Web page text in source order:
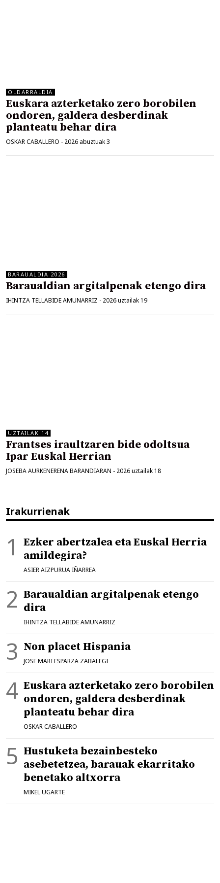
OLDARRALDIA
Euskara azterketako zero borobilen
ondoren, galdera desberdinak
planteatu behar dira
OSKAR CABALLERO - 2026 abuztuak 3
BARAUALDIA 2026
Baraualdian argitalpenak etengo dira
IHINTZA TELLABIDE AMUNARRIZ - 2026 uztailak 19
UZTAILAK 14
Frantses iraultzaren bide odoltsua
Ipar Euskal Herrian
JOSEBA AURKENERENA BARANDIARAN - 2026 uztailak 18
Irakurrienak
Ezker abertzalea eta Euskal Herria
amildegira?
ASIER AIZPURUA IÑARREA
Baraualdian argitalpenak etengo
dira
IHINTZA TELLABIDE AMUNARRIZ
Non placet Hispania
JOSE MARI ESPARZA ZABALEGI
Euskara azterketako zero borobilen
ondoren, galdera desberdinak
planteatu behar dira
OSKAR CABALLERO
Hustuketa bezainbesteko
asebetetzea, barauak ekarritako
benetako altxorra
MIKEL UGARTE